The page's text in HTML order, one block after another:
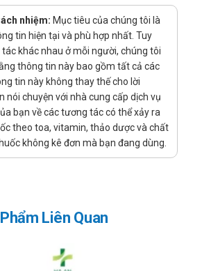
này diễn ra thường xuyên có thể sẽ
quả điều trị. Tuy nhiên, nếu quên liều
ngay liều đã quên nếu như thời gian
nếu như quên quá lâu hoặc gần tới
theo thì bỏ qua liều đã quên và chỉ cần
nếu như hay quên thì bạn có thể tạo
uống thuốc bằng điện thoại để tránh
của sản phẩm.
liều
được chỉ định. Khi quá liều cần theo dõi
sĩ điều trị đồng thời đưa người bệnh đi
nhiệm: Mục tiêu của chúng tôi là
tin hiện tại và phù hợp nhất. Tuy
khác nhau ở mỗi người, chúng tôi
thông tin này bao gồm tất cả các
tin này không thay thế cho lời
nói chuyện với nhà cung cấp dịch vụ
bạn về các tương tác có thể xảy ra
theo toa, vitamin, thảo dược và chất
không kê đơn mà bạn đang dùng.
Liên Quan